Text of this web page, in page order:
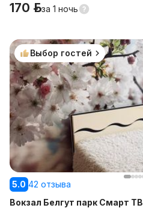
170 р.за 1 ночь
Выбор гостей
5.0 42 отзыва
Вокзал Белгут парк Смарт ТВ